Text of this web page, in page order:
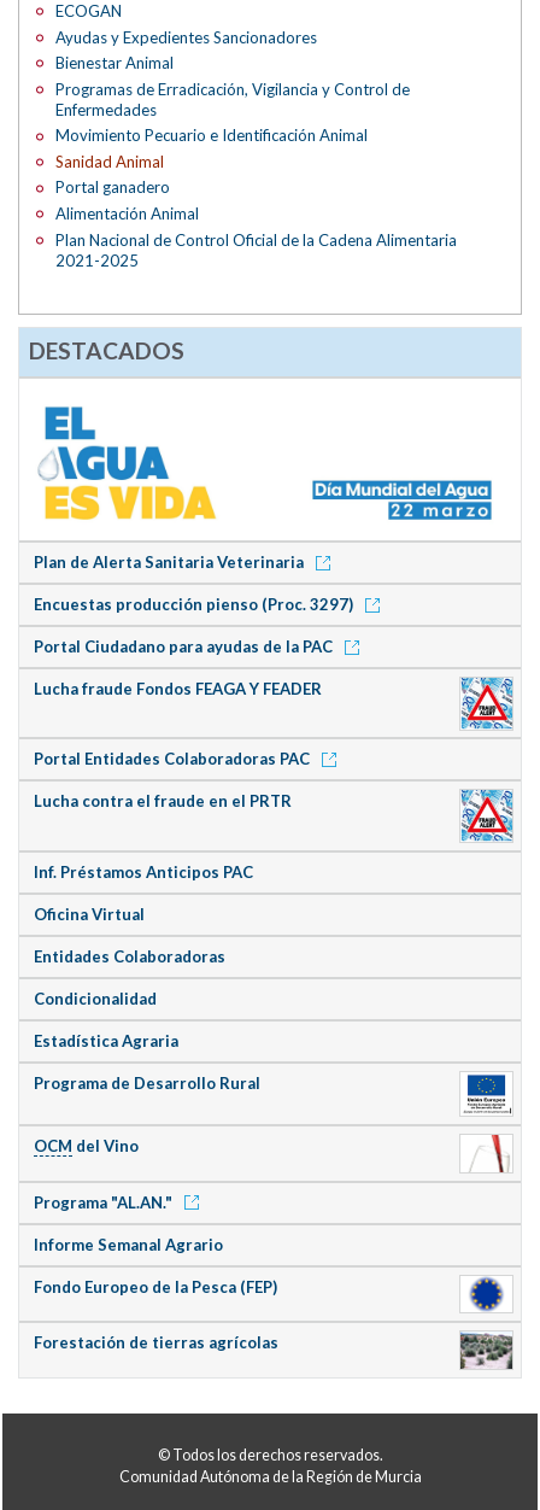
ECOGAN
Ayudas y Expedientes Sancionadores
Bienestar Animal
Programas de Erradicación, Vigilancia y Control de
Enfermedades
Movimiento Pecuario e Identificación Animal
Sanidad Animal
Portal ganadero
Alimentación Animal
Plan Nacional de Control Oficial de la Cadena Alimentaria
2021-2025
DESTACADOS
Plan de Alerta Sanitaria Veterinaria
Encuestas producción pienso (Proc. 3297)
Portal Ciudadano para ayudas de la PAC
Lucha fraude Fondos FEAGA Y FEADER
Portal Entidades Colaboradoras PAC
Lucha contra el fraude en el PRTR
Inf. Préstamos Anticipos PAC
Oficina Virtual
Entidades Colaboradoras
Condicionalidad
Estadística Agraria
Programa de Desarrollo Rural
OCM del Vino
Programa "AL.AN."
Informe Semanal Agrario
Fondo Europeo de la Pesca (FEP)
Forestación de tierras agrícolas
© Todos los derechos reservados.
Comunidad Autónoma de la Región de Murcia